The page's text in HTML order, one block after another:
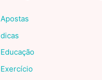
Apostas
dicas
Educação
Exercício